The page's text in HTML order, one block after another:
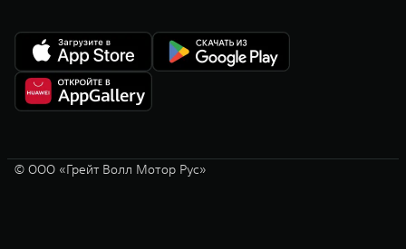
© ООО «Грейт Волл Мотор Рус»